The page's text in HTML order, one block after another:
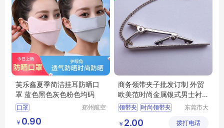
芙乐鑫夏季简洁挂耳防晒口
罩 蓝色黑色灰色粉色均码
口罩
夏季女神冰丝防晒口罩
护眼角口罩
郑州航空
￥ 0.90
商务领带夹子批发订制 外贸
欧美范时尚金属银式男士衬
衫领带夹
领带夹 时尚领带夹
领带夹定制
东莞市大
品有限公
￥ 2.00 拨打电话